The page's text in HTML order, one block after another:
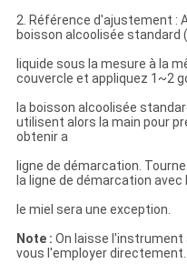
2. Référence d'ajustement :
boisson alcoolisée
liquide sous la mesure à la
couvercle et appliquez 1~2
la boisson alcoolisée
utilisent alors la main pour
obtenir a
ligne de démarcation.
la ligne de démarcation
le miel sera une exception.
Note : On laisse l'instrument
vous l'employer directement.